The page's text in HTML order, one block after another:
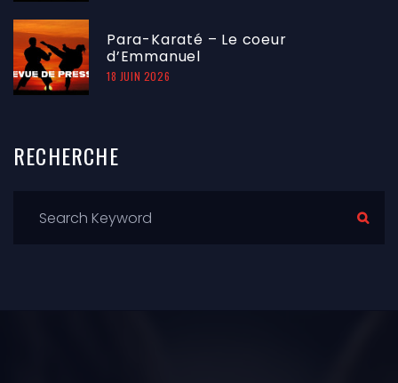
Para-Karaté – Le coeur
d’Emmanuel
18 JUIN 2026
RECHERCHE